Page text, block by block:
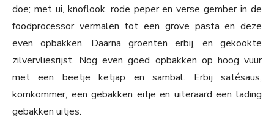
doe; met ui, knoflook, rode peper en verse gember in de
foodprocessor vermalen tot een grove pasta en deze
even opbakken. Daarna groenten erbij, en gekookte
zilvervliesrijst. Nog even goed opbakken op hoog vuur
met een beetje ketjap en sambal. Erbij satésaus,
komkommer, een gebakken eitje en uiteraard een lading
gebakken uitjes.